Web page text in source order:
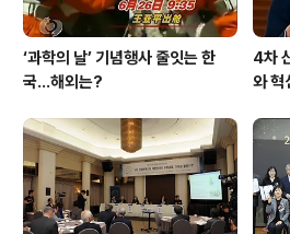
‘과학의 날’ 기념행사 줄잇는 한
국…해외는?
4차
와 혁